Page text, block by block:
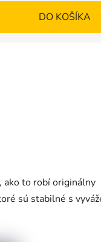
DO KOŠÍKA
ako to robí originálny
sú stabilné s